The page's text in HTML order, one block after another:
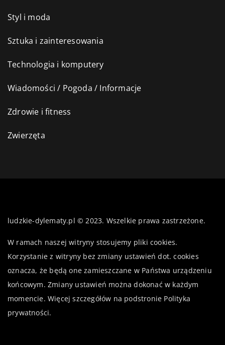
Styl i moda
Sztuka i zainteresowania
Technologia i komputery
Wiadomości / Pogoda / Informacje
Zdrowie i fitness
Zwierzęta
ludzkie-dylematy.pl © 2023. Wszelkie prawa zastrzeżone.
W ramach naszej witryny stosujemy pliki cookies.
Korzystanie z witryny bez zmiany ustawień dot. cookies
oznacza, że będą one zamieszczane w Państwa urządzeniu
końcowym. Zmiany ustawień można dokonać w każdym
momencie. Więcej szczegółów na podstronie Polityka
prywatności.